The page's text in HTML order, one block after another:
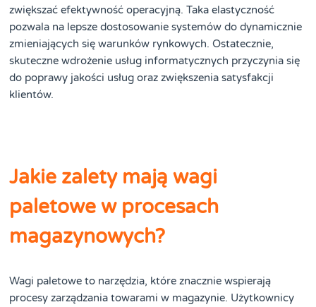
zwiększać efektywność operacyjną. Taka elastyczność
pozwala na lepsze dostosowanie systemów do dynamicznie
zmieniających się warunków rynkowych. Ostatecznie,
skuteczne wdrożenie usług informatycznych przyczynia się
do poprawy jakości usług oraz zwiększenia satysfakcji
klientów.
Jakie zalety mają wagi
paletowe w procesach
magazynowych?
Wagi paletowe to narzędzia, które znacznie wspierają
procesy zarządzania towarami w magazynie. Użytkownicy